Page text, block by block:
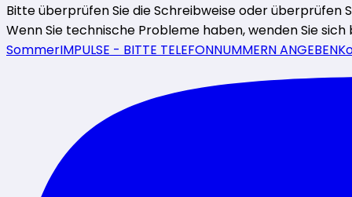
Bitte überprüfen Sie die Schreibweise oder überprüfen
Wenn Sie technische Probleme haben, wenden Sie
SommerIMPULSE - BITTE TELEFONNUMMERN ANGEBEN